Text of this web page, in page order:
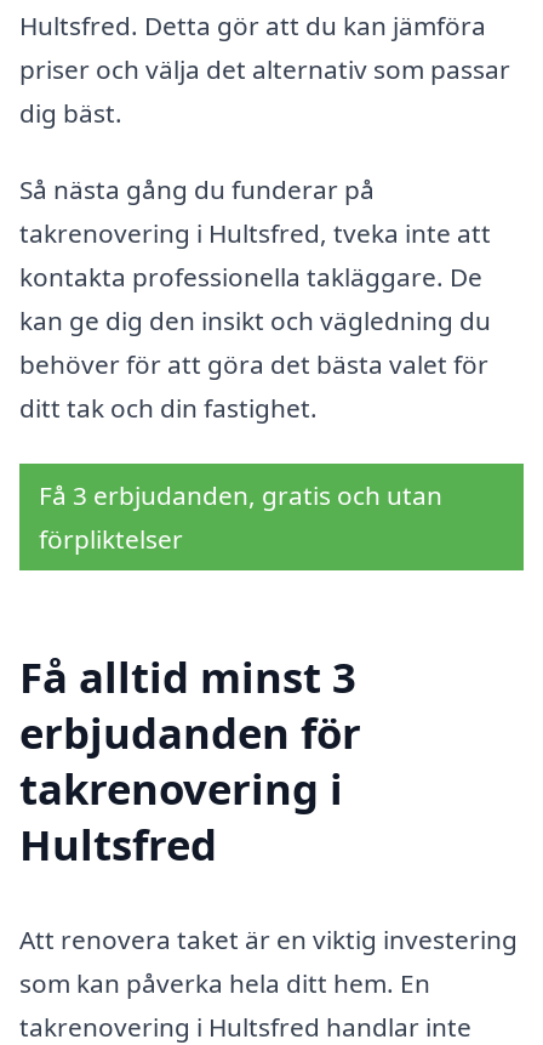
Hultsfred. Detta gör att du kan jämföra
priser och välja det alternativ som passar
dig bäst.
Så nästa gång du funderar på
takrenovering i Hultsfred, tveka inte att
kontakta professionella takläggare. De
kan ge dig den insikt och vägledning du
behöver för att göra det bästa valet för
ditt tak och din fastighet.
Få 3 erbjudanden, gratis och utan
förpliktelser
Få alltid minst 3
erbjudanden för
takrenovering i
Hultsfred
Att renovera taket är en viktig investering
som kan påverka hela ditt hem. En
takrenovering i Hultsfred handlar inte